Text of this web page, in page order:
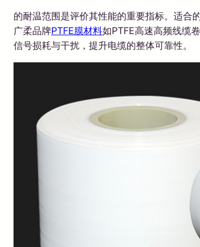
的耐温范围是评价其性能的重要指标。适合
广柔品牌PTFE膜材料如PTFE高速高频线缆
信号损耗与干扰，提升电缆的整体可靠性。